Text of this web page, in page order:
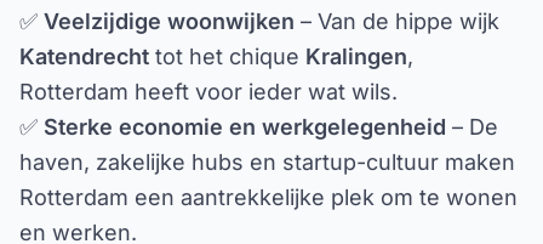
✅ Veelzijdige woonwijken – Van de hippe wijk
Katendrecht tot het chique Kralingen,
Rotterdam heeft voor ieder wat wils.
✅ Sterke economie en werkgelegenheid – De
haven, zakelijke hubs en startup-cultuur maken
Rotterdam een aantrekkelijke plek om te wonen
en werken.